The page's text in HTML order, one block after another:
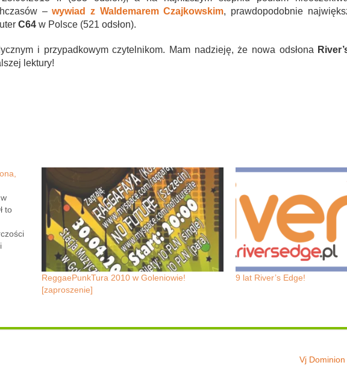
–wywiad z Waldemarem Czajkowskim, prawdopodobnie
C64w Polsce (521 odsłon).
i przypadkowym czytelnikom. Mam nadzieję, że nowa odsłona
lektury!
to
ReggaePunkTura 2010 w Goleniowie!
[zaproszenie]
9 lat River’s Edge!
Vj